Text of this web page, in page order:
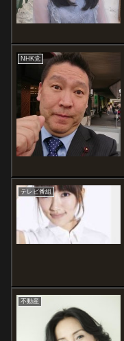
NHK党
テレビ番組
不動産